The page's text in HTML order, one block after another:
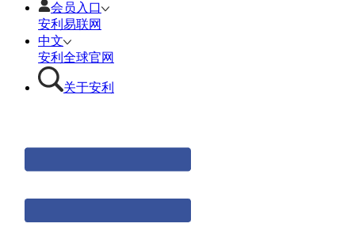
会员入口
安利易联网
中文
安利全球官网
关于安利